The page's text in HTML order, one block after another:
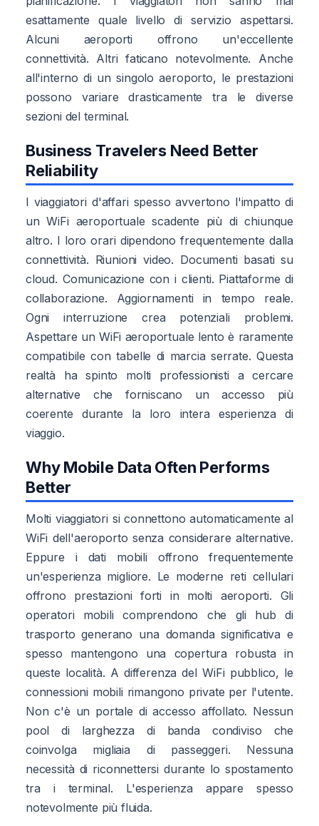
esattamente quale livello di servizio aspettarsi.
Alcuni aeroporti offrono un'eccellente
connettività. Altri faticano notevolmente. Anche
all'interno di un singolo aeroporto, le prestazioni
possono variare drasticamente tra le diverse
sezioni del terminal.
Business Travelers Need Better
Reliability
I viaggiatori d'affari spesso avvertono l'impatto di
un WiFi aeroportuale scadente più di chiunque
altro. I loro orari dipendono frequentemente dalla
connettività. Riunioni video. Documenti basati su
cloud. Comunicazione con i clienti. Piattaforme di
collaborazione. Aggiornamenti in tempo reale.
Ogni interruzione crea potenziali problemi.
Aspettare un WiFi aeroportuale lento è raramente
compatibile con tabelle di marcia serrate. Questa
realtà ha spinto molti professionisti a cercare
alternative che forniscano un accesso più
coerente durante la loro intera esperienza di
viaggio.
Why Mobile Data Often Performs
Better
Molti viaggiatori si connettono automaticamente al
WiFi dell'aeroporto senza considerare alternative.
Eppure i dati mobili offrono frequentemente
un'esperienza migliore. Le moderne reti cellulari
offrono prestazioni forti in molti aeroporti. Gli
operatori mobili comprendono che gli hub di
trasporto generano una domanda significativa e
spesso mantengono una copertura robusta in
queste località. A differenza del WiFi pubblico, le
connessioni mobili rimangono private per l'utente.
Non c'è un portale di accesso affollato. Nessun
pool di larghezza di banda condiviso che
coinvolga migliaia di passeggeri. Nessuna
necessità di riconnettersi durante lo spostamento
tra i terminal. L'esperienza appare spesso
notevolmente più fluida.